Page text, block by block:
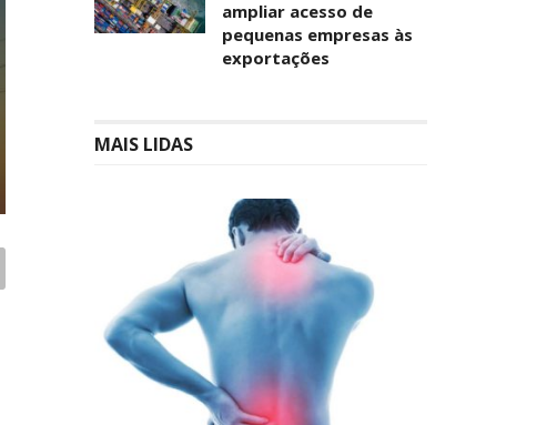
ampliar acesso de
pequenas empresas às
exportações
MAIS LIDAS